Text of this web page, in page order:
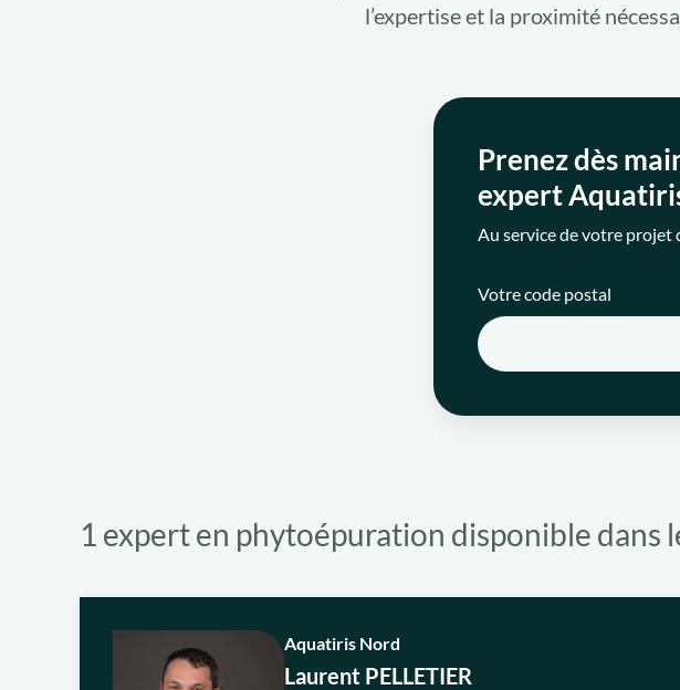
l’expertise et la proximité
Prenez dès
expert
Au service de votre projet
Votre code postal
1 expert en phytoépuration disponible dans
Aquatiris Nord
Laurent PELLETIER